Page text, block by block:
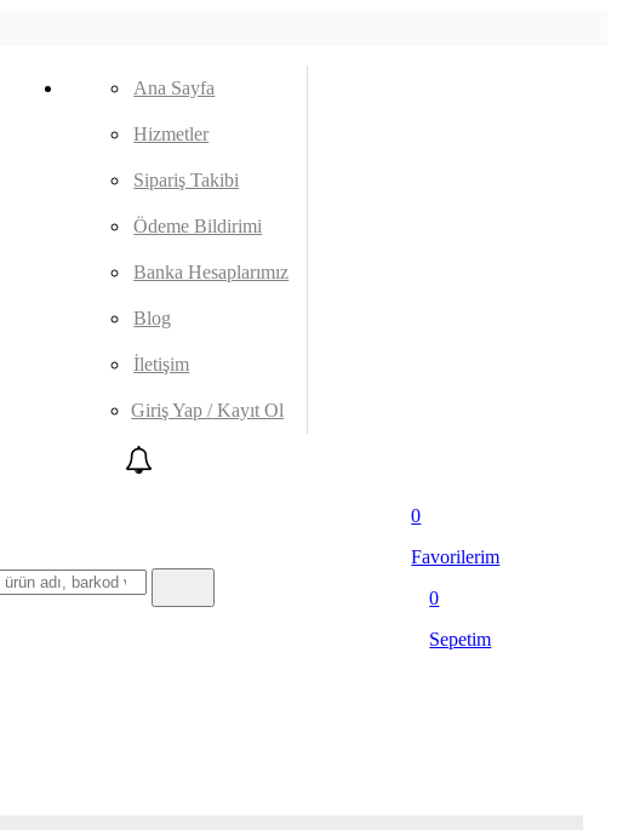
Ana Sayfa
Hizmetler
Sipariş Takibi
Ödeme Bildirimi
Banka Hesaplarımız
Blog
İletişim
Giriş Yap / Kayıt Ol
0
Favorilerim
0
Sepetim